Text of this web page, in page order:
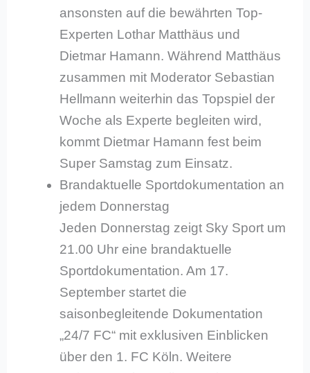
ansonsten auf die bewährten Top-
Experten Lothar Matthäus und
Dietmar Hamann. Während Matthäus
zusammen mit Moderator Sebastian
Hellmann weiterhin das Topspiel der
Woche als Experte begleiten wird,
kommt Dietmar Hamann fest beim
Super Samstag zum Einsatz.
Brandaktuelle Sportdokumentation an
jedem Donnerstag
Jeden Donnerstag zeigt Sky Sport um
21.00 Uhr eine brandaktuelle
Sportdokumentation. Am 17.
September startet die
saisonbegleitende Dokumentation
„24/7 FC“ mit exklusiven Einblicken
über den 1. FC Köln. Weitere